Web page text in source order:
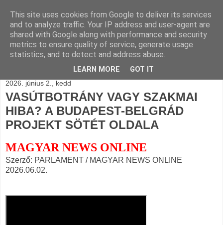
BLOGÁSZAT, napi
blogjava
2026. június 2., kedd
VASÚTBOTRÁNY VAGY SZAKMAI
HIBA? A BUDAPEST-BELGRÁD
PROJEKT SÖTÉT OLDALA
MAGYAR NEWS ONLINE
Szerző: PARLAMENT / MAGYAR NEWS ONLINE
2026.06.02.
This site uses cookies from Google to deliver its services
and to analyze traffic. Your IP address and user-agent are
shared with Google along with performance and security
metrics to ensure quality of service, generate usage
statistics, and to detect and address abuse.
LEARN MORE GOT IT